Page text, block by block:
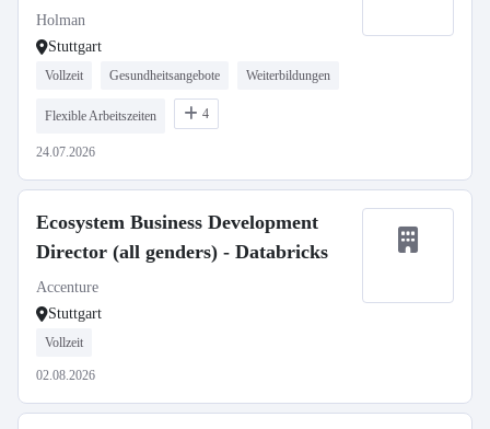
Holman
Stuttgart
Vollzeit Gesundheitsangebote Weiterbildungen
Flexible Arbeitszeiten 4
24.07.2026
Ecosystem Business Development
Director (all genders) - Databricks
Accenture
Stuttgart
Vollzeit
02.08.2026